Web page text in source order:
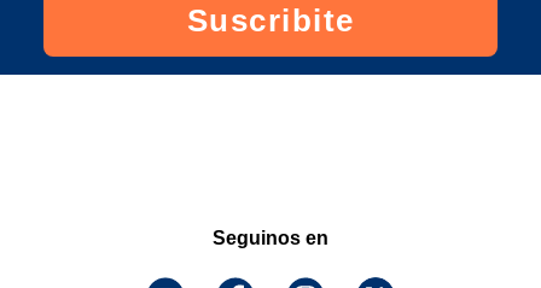
Suscribite
Seguinos en